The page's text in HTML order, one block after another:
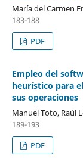
María del Carmen
183-188
PDF
Empleo del
heurístico para
sus operaciones
Manuel Toto, Raúl
189-193
PDF